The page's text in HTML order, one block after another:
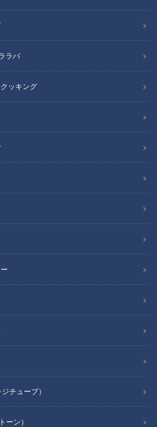
ラバ
ッキング
チューブ）
ーン）
お宝さがし
れた魅力を、CBC中村彩賀アナウ
際に歩いて調査する「中村彩賀の
でにぎわう東山公園周辺でお宝さ
メ・お出かけスポットを３つご紹
のに絶妙バランス！新感覚バーガ
ヤ」の新形態！学生が集う星ヶ丘
珍しいタンザニアアートのギャラ